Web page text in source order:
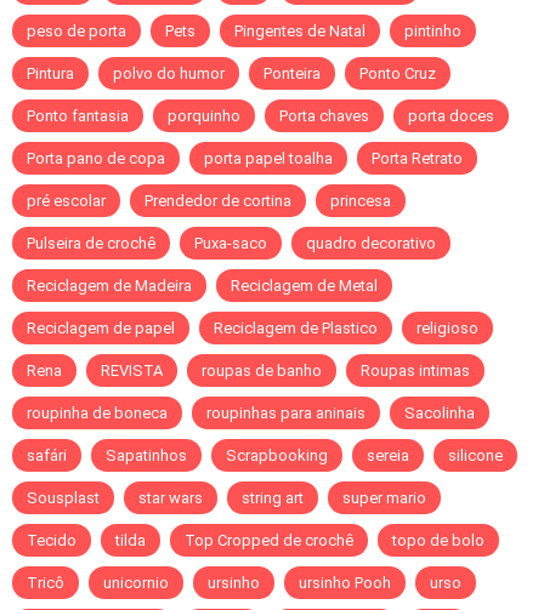
peso de porta Pets Pingentes de Natal pintinho
Pintura polvo do humor Ponteira Ponto Cruz
Ponto fantasia porquinho Porta chaves porta doces
Porta pano de copa porta papel toalha Porta Retrato
pré escolar Prendedor de cortina princesa
Pulseira de crochê Puxa-saco quadro decorativo
Reciclagem de Madeira Reciclagem de Metal
Reciclagem de papel Reciclagem de Plastico religioso
Rena REVISTA roupas de banho Roupas intimas
roupinha de boneca roupinhas para aninais Sacolinha
safári Sapatinhos Scrapbooking sereia silicone
Sousplast star wars string art super mario
Tecido tilda Top Cropped de crochê topo de bolo
Tricô unicornio ursinho ursinho Pooh urso